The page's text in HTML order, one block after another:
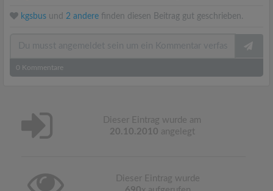
kgsbus und 2 andere finden diesen Beitrag gut geschrieben.
0 Kommentare
Dieser Eintrag wurde am
20.10.2010 angelegt
Dieser Eintrag wurde